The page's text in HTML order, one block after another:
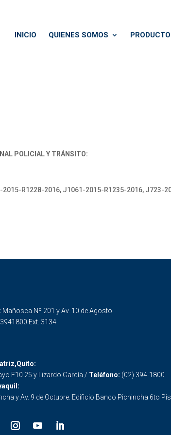
INICIO QUIENES SOMOS
POLICIAL Y TRÁNSITO:
R1228-2016, J1061-2015-R1235-2016, J723-
Mañosca Nº 201 y Av. 10 de Agosto
3941800 Ext. 3134
E10 25 y Lizardo García / Teléfono: (02) 394-1800
y Av. 9 de Octubre. Edificio Banco Pichincha 6to